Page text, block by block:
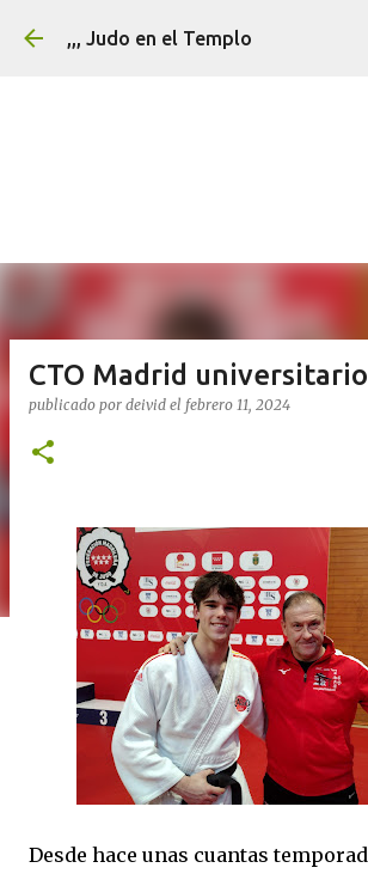
Ir al contenido principal
,,, Judo en el Templo
CTO Madrid
publicado por deivid el febrero 11, 2024
Desde hace unas cuantas